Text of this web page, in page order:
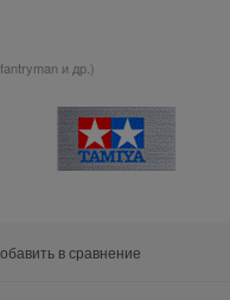
и др.)
в сравнение